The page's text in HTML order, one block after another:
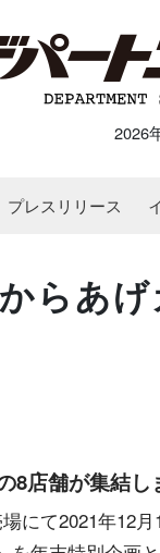
2026
プレスリリース
らあ
8店舗が集結し
にて2021年12